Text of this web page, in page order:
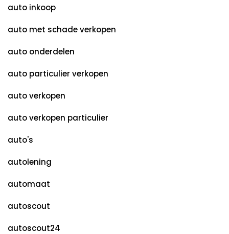
auto inkoop
auto met schade verkopen
auto onderdelen
auto particulier verkopen
auto verkopen
auto verkopen particulier
auto's
autolening
automaat
autoscout
autoscout24